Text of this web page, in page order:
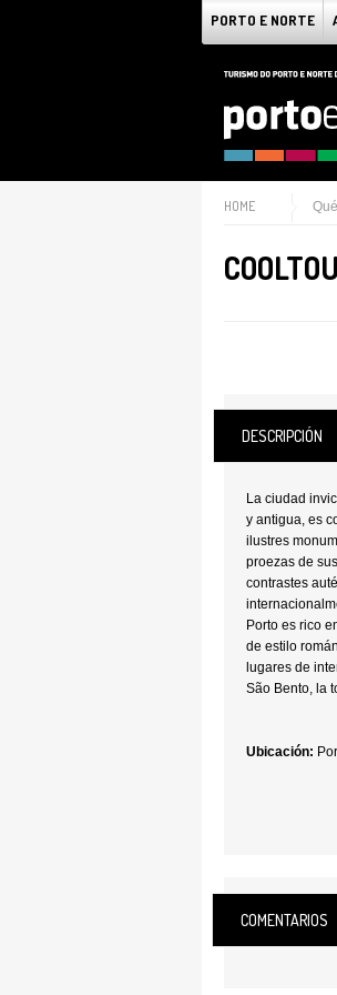
PORTO E NORTE
HOME
DESCRIPCIÓN
La ciudad
y antigua, es
ilustres
proezas de
contrastes
Porto es rico
de estilo
lugares de
São Bento, la
Ubicación:
COMENTARIOS